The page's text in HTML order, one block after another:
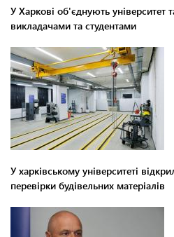
У Харкові об'єднують університет
викладачами та студентами
У харківському університеті
перевірки будівельних матеріалів